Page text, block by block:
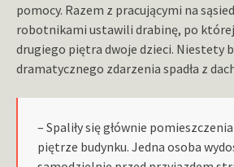
pomocy. Razem z pracującymi na
robotnikami ustawili drabinę, po
drugiego piętra dwoje dzieci. Niestety
dramatycznego zdarzenia spadła z
– Spaliły się głównie
piętrze budynku. Jedna osoba